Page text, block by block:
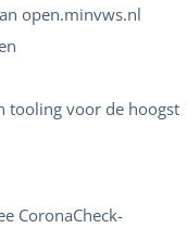
open.minvws.nl
tooling voor de hoogst
CoronaCheck-